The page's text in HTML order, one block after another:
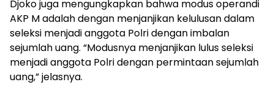
Djoko juga mengungkapkan bahwa modus operandi
AKP M adalah dengan menjanjikan kelulusan dalam
seleksi menjadi anggota Polri dengan imbalan
sejumlah uang. “Modusnya menjanjikan lulus seleksi
menjadi anggota Polri dengan permintaan sejumlah
uang,” jelasnya.